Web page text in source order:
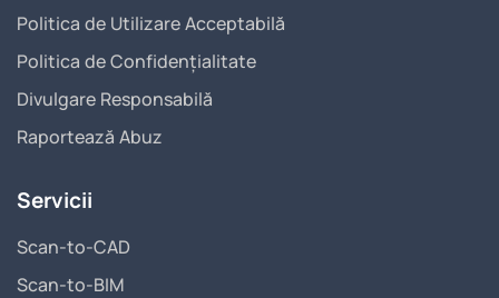
Politica de Utilizare Acceptabilă
Politica de Confidențialitate
Divulgare Responsabilă
Raportează Abuz
Servicii
Scan-to-CAD
Scan-to-BIM